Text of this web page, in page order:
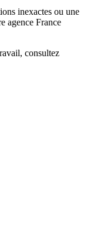
inexactes ou une
agence France
, consultez